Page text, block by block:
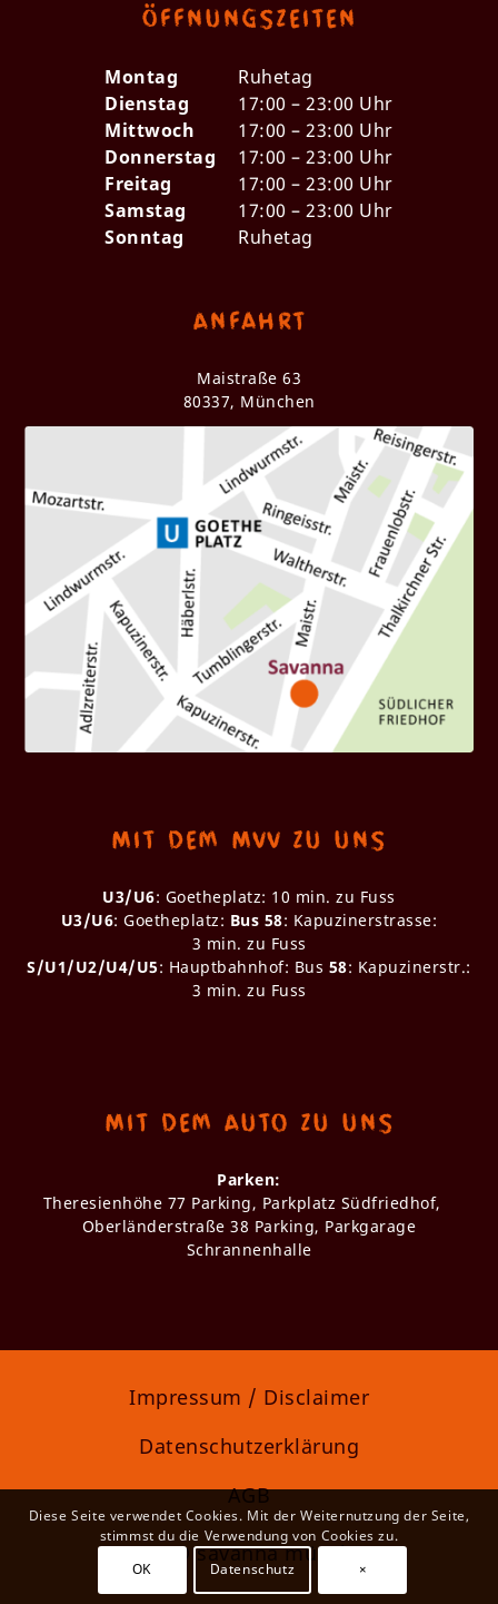
Öffnungszeiten
Montag
Ruhetag
Dienstag
17:00 – 23:00 Uhr
Mittwoch
17:00 – 23:00 Uhr
Donnerstag
17:00 – 23:00 Uhr
Freitag
17:00 – 23:00 Uhr
Samstag
17:00 – 23:00 Uhr
Sonntag
Ruhetag
Anfahrt
Maistraße 63
80337, München
Mit dem MVV zu uns
U3/U6: Goetheplatz: 10 min. zu Fuss
U3/U6: Goetheplatz: Bus 58: Kapuzinerstrasse:
3 min. zu Fuss
S/U1/U2/U4/U5: Hauptbahnhof: Bus 58: Kapuzinerstr.:
3 min. zu Fuss
Mit dem Auto zu uns
Parken:
Theresienhöhe 77 Parking, Parkplatz Südfriedhof,
Oberländerstraße 38 Parking, Parkgarage
Schrannenhalle
Impressum / Disclaimer
Datenschutzerklärung
AGB
2022 © savanna münchen
Diese Seite verwendet Cookies. Mit der Weiternutzung der Seite,
stimmst du die Verwendung von Cookies zu.
OK
Datenschutz ×